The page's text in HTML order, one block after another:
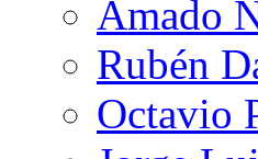
Amado
Rubén
Octavio